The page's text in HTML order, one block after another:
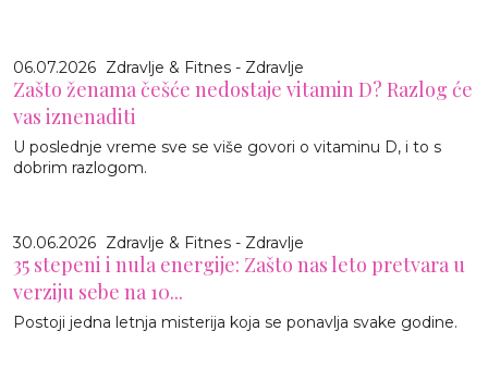
06.07.2026 Zdravlje & Fitnes - Zdravlje
Zašto ženama češće nedostaje vitamin D? Razlog će
vas iznenaditi
U poslednje vreme sve se više govori o vitaminu D, i to s
dobrim razlogom.
30.06.2026 Zdravlje & Fitnes - Zdravlje
35 stepeni i nula energije: Zašto nas leto pretvara u
verziju sebe na 10...
Postoji jedna letnja misterija koja se ponavlja svake godine.